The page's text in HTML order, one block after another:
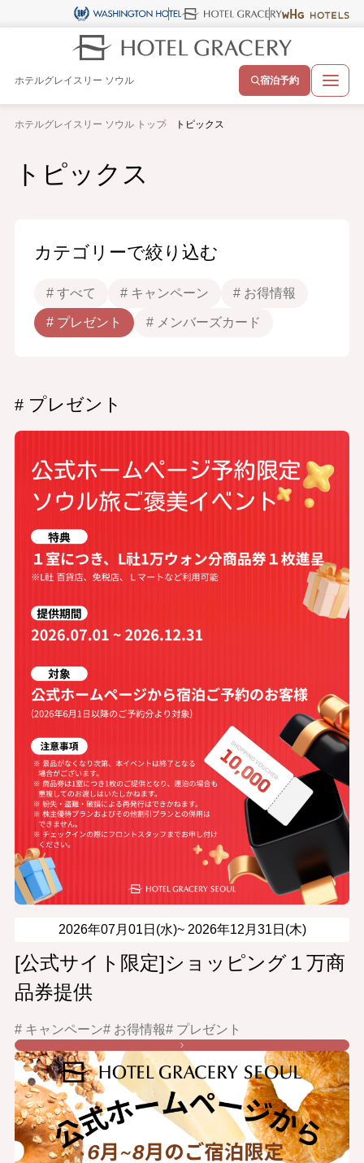
ホテルグレイスリー ソウル 宿泊予約
ホテルグレイスリー ソウル トップ トピックス
トピックス
カテゴリーで絞り込む
# すべて # キャンペーン # お得情報
# プレゼント # メンバーズカード
# プレゼント
2026年07月01日(水)~ 2026年12月31日(木)
[公式サイト限定]ショッピング１万商
品券提供
# キャンペーン# お得情報# プレゼント